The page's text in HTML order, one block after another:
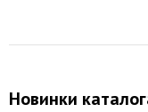
Новинки